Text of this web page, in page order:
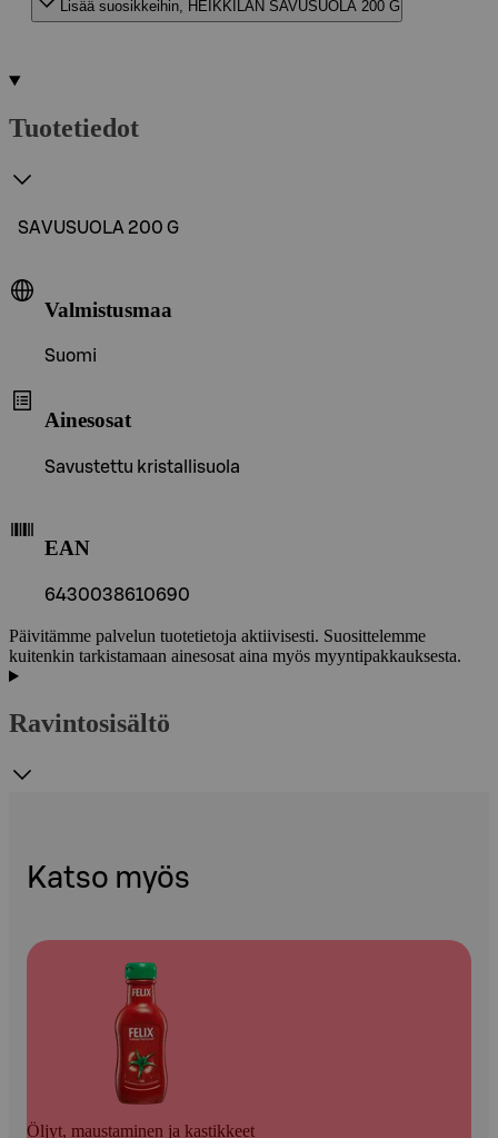
Lisää suosikkeihin, HEIKKILÄN SAVUSUOLA 200 G
Tuotetiedot
SAVUSUOLA 200 G
Valmistusmaa
Suomi
Ainesosat
Savustettu kristallisuola
EAN
6430038610690
Päivitämme palvelun tuotetietoja aktiivisesti. Suosittelemme
kuitenkin tarkistamaan ainesosat aina myös myyntipakkauksesta.
Ravintosisältö
Katso myös
Öljyt, maustaminen ja kastikkeet